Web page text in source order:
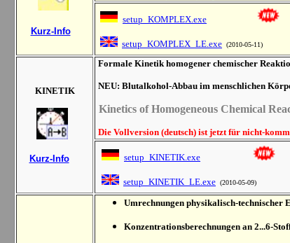
Kurz-Info
setup_KOMPLEX.exe
setup_KOMPLEX_LE.exe (2010-05-11)
KINETIK
Kurz-Info
Formale Kinetik homogener chemischer
NEU: Blutalkohol-Abbau im menschlichen
Kinetics of Homogeneous Chemical
Die Vollversion (deutsch) ist jetzt für nicht-
setup_KINETIK.exe
setup_KINETIK_LE.exe (2010-05-09)
Umrechnungen physikalisch-technischer
Konzentrationsberechnungen an 2...6-